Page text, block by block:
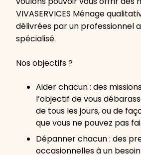
VIVASERVICES Ménage
délivrées par un professionnel
spécialisé.
Nos objectifs ?
Aider chacun : des
l’objectif de vous
de tous les jours, ou de
que vous ne pouvez pas
Dépanner chacun : des
occasionnelles à un